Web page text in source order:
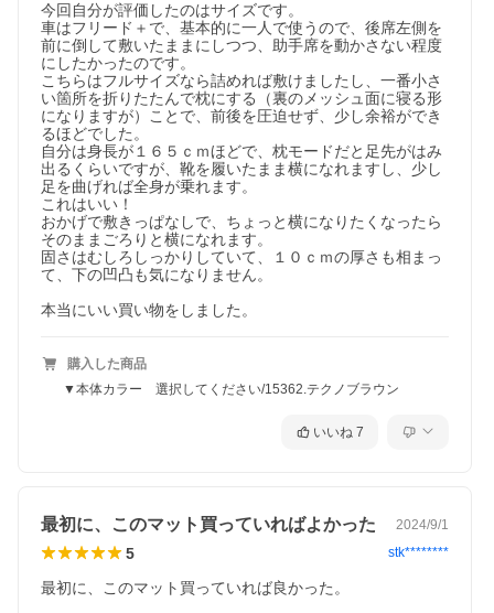
今回自分が評価したのはサイズです。
車はフリード＋で、基本的に一人で使うので、後席左側を
前に倒して敷いたままにしつつ、助手席を動かさない程度
にしたかったのです。
こちらはフルサイズなら詰めれば敷けましたし、一番小さ
い箇所を折りたたんで枕にする（裏のメッシュ面に寝る形
になりますが）ことで、前後を圧迫せず、少し余裕ができ
るほどでした。
自分は身長が１６５ｃｍほどで、枕モードだと足先がはみ
出るくらいですが、靴を履いたまま横になれますし、少し
足を曲げれば全身が乗れます。
これはいい！
おかげで敷きっぱなしで、ちょっと横になりたくなったら
そのままごろりと横になれます。
固さはむしろしっかりしていて、１０ｃｍの厚さも相まっ
て、下の凹凸も気になりません。
本当にいい買い物をしました。
購入した商品
▼本体カラー 選択してください/15362.テクノブラウン
いいね 7
最初に、このマット買っていればよかった 2024/9/1
5 stk********
最初に、このマット買っていれば良かった。